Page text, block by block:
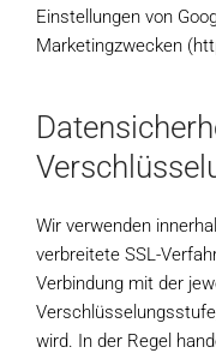
Einstellungen von
Marketingzwecken
Wir verwenden
verbreitete SSL-
Verbindung mit der
wird. In der Regel